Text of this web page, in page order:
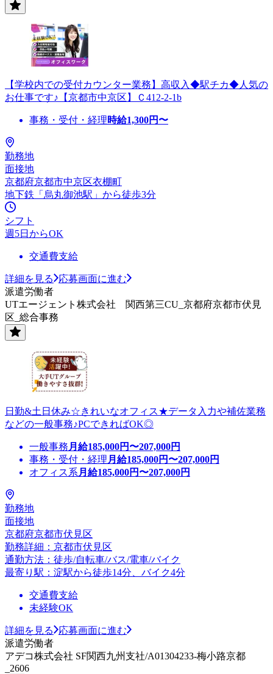
【学校内での受付カウンター業務】高収入◆駅チカ◆人気の
お仕事です♪【京都市中京区】Ｃ412-2-1b
事務・受付・経理時給1,300円〜
勤務地
面接地
京都府京都市中京区衣棚町
地下鉄「烏丸御池駅」から徒歩3分
シフト
週5日からOK
交通費支給
詳細を見る
応募画面に進む
派遣労働者
UTエージェント株式会社 関西第三CU_京都府京都市伏見
区_総合事務
日勤&土日休み☆きれいなオフィス★データ入力や補佐業務
などの一般事務♪PCできればOK◎
一般事務 月給185,000円〜207,000円
事務・受付・経理 月給185,000円〜207,000円
オフィス系 月給185,000円〜207,000円
勤務地
面接地
京都府京都市伏見区
勤務詳細：京都市伏見区
通勤方法：徒歩/自転車/バス/電車/バイク
最寄り駅：淀駅から徒歩14分、バイク4分
交通費支給
未経験OK
詳細を見る
応募画面に進む
派遣労働者
アデコ株式会社 SF関西九州支社/A01304233-梅小路京都
_2606